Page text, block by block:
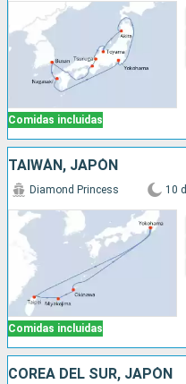
Comidas incluidas
TAIWÁN, JAPÓN
Comidas incluidas
Diamond Princess 10 d
COREA DEL SUR, JAPÓN